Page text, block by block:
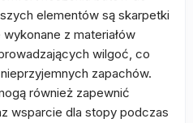
elementów są skarpetki
z materiałów
wilgoć, co
zapachów.
również zapewnić
wsparcie dla stopy podczas